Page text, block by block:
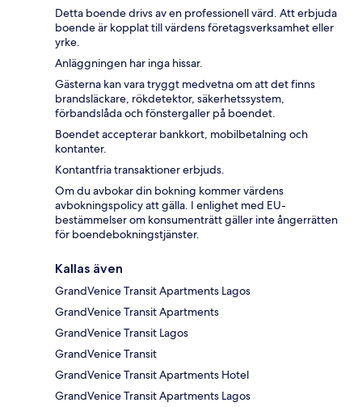
Detta boende drivs av en professionell värd. Att erbjuda
boende är kopplat till värdens företagsverksamhet eller
yrke.
Anläggningen har inga hissar.
Gästerna kan vara tryggt medvetna om att det finns
brandsläckare, rökdetektor, säkerhetssystem,
förbandslåda och fönstergaller på boendet.
Boendet accepterar bankkort, mobilbetalning och
kontanter.
Kontantfria transaktioner erbjuds.
Om du avbokar din bokning kommer värdens
avbokningspolicy att gälla. I enlighet med EU-
bestämmelser om konsumenträtt gäller inte ångerrätten
för boendebokningstjänster.
Kallas även
GrandVenice Transit Apartments Lagos
GrandVenice Transit Apartments
GrandVenice Transit Lagos
GrandVenice Transit
GrandVenice Transit Apartments Hotel
GrandVenice Transit Apartments Lagos